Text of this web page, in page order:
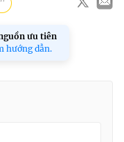
ưu tiên
hướng dẫn.